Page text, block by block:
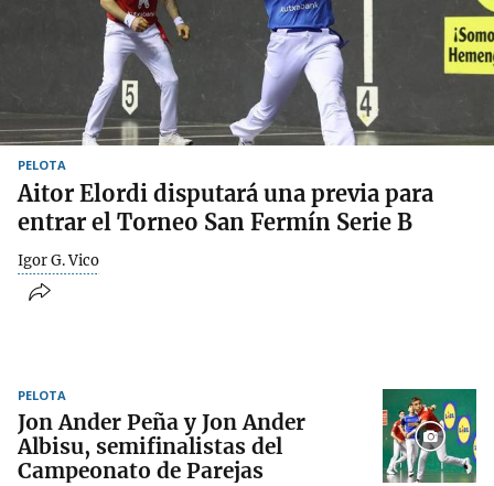
PELOTA
Aitor Elordi disputará una previa para
entrar el Torneo San Fermín Serie B
Igor G. Vico
PELOTA
Jon Ander Peña y Jon Ander
Albisu, semifinalistas del
Campeonato de Parejas